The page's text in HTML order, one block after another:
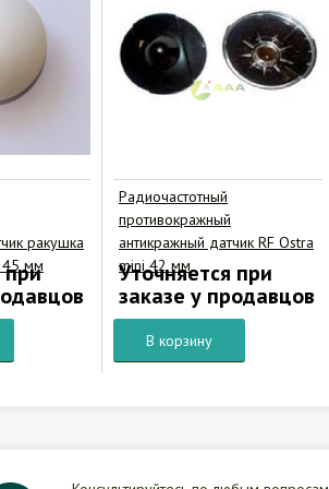
ракушка
45 мм
при
Радиочастотный
противокражный
антикражный датчик RF Ostra
mini 42 мм
Уточняется при
заказе у продавцов
В корзину